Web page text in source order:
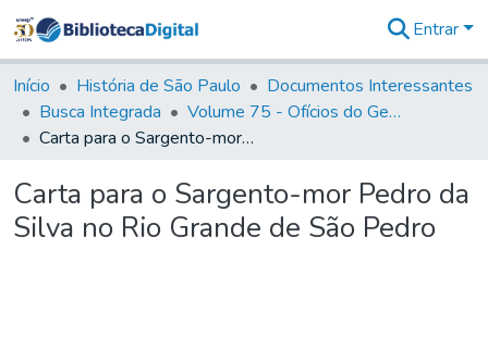
&
Coleções
Tudo na
Biblioteca
Estatísticas
Entrar
Início História de São Paulo
Documentos Interessantes
Busca Integrada
Volume 75 - Ofícios do General Martim Lopes Lobo de Saldanha (Governador da Capitania): 1776-1777
Carta para o Sargento-mor Pedro da Silva no Rio Grande de São Pedro
Carta para o Sargento-mor Pedro da
Silva no Rio Grande de São Pedro